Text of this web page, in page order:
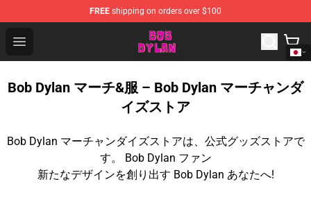
FREE shipping on orders over $100
Open menu
Bob Dylan Store - Official Bob Dylan Merchandise Shop
Bob Dylan マーチ&服 – Bob Dylan マーチャンダ
イズストア
Bob Dylan マーチャンダイズストアは、公式グッズストアで
す。 Bob Dylan ファン
新たなデザインを創り出す Bob Dylan あなたへ!